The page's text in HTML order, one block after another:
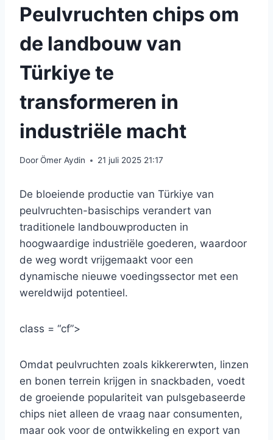
Peulvruchten chips om
de landbouw van
Türkiye te
transformeren in
industriële macht
DoorÖmer Aydin 21 juli 2025 21:17
De bloeiende productie van Türkiye van
peulvruchten-basischips verandert van
traditionele landbouwproducten in
hoogwaardige industriële goederen, waardoor
de weg wordt vrijgemaakt voor een
dynamische nieuwe voedingssector met een
wereldwijd potentieel.
class = “cf”>
Omdat peulvruchten zoals kikkererwten, linzen
en bonen terrein krijgen in snackbaden, voedt
de groeiende populariteit van pulsgebaseerde
chips niet alleen de vraag naar consumenten,
maar ook voor de ontwikkeling en export van